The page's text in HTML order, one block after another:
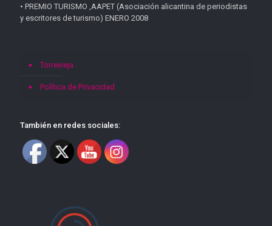
• PREMIO TURISMO ,AAPET (Asociación alicantina de periodistas
y escritores de turismo) ENERO 2008
Torrevieja
Política de Privacidad
También en redes sociales: